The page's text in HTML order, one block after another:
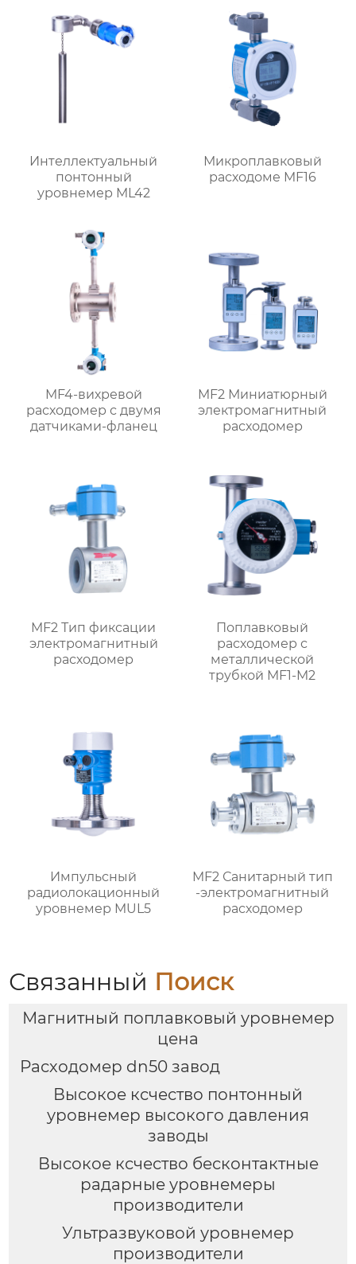
Интеллектуальный
понтонный
уровнемер ML42
Микроплавковый
расходоме MF16
MF4-вихревой
расходомер с двумя
датчиками-фланец
MF2 Миниатюрный
электромагнитный
расходомер
MF2 Тип фиксации
электромагнитный
расходомер
Поплавковый
расходомер с
металлической
трубкой MF1-M2
Импульсный
радиолокационный
уровнемер MUL5
MF2 Санитарный тип
-электромагнитный
расходомер
Связанный Поиск
Магнитный поплавковый уровнемер
цена
Расходомер dn50 завод
Высокое ксчество понтонный
уровнемер высокого давления
заводы
Высокое ксчество бесконтактные
радарные уровнемеры
производители
Ультразвуковой уровнемер
производители